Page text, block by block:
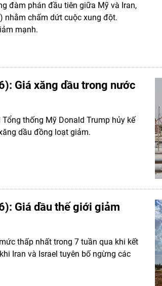
đàm phán đầu tiên giữa Mỹ và Iran,
nhằm chấm dứt cuộc xung đột.
mạnh.
Giá xăng dầu trong nước
thống Mỹ Donald Trump hủy kế
dầu đồng loạt giảm.
Giá dầu thế giới giảm
thấp nhất trong 7 tuần qua khi kết
Iran và Israel tuyên bố ngừng các